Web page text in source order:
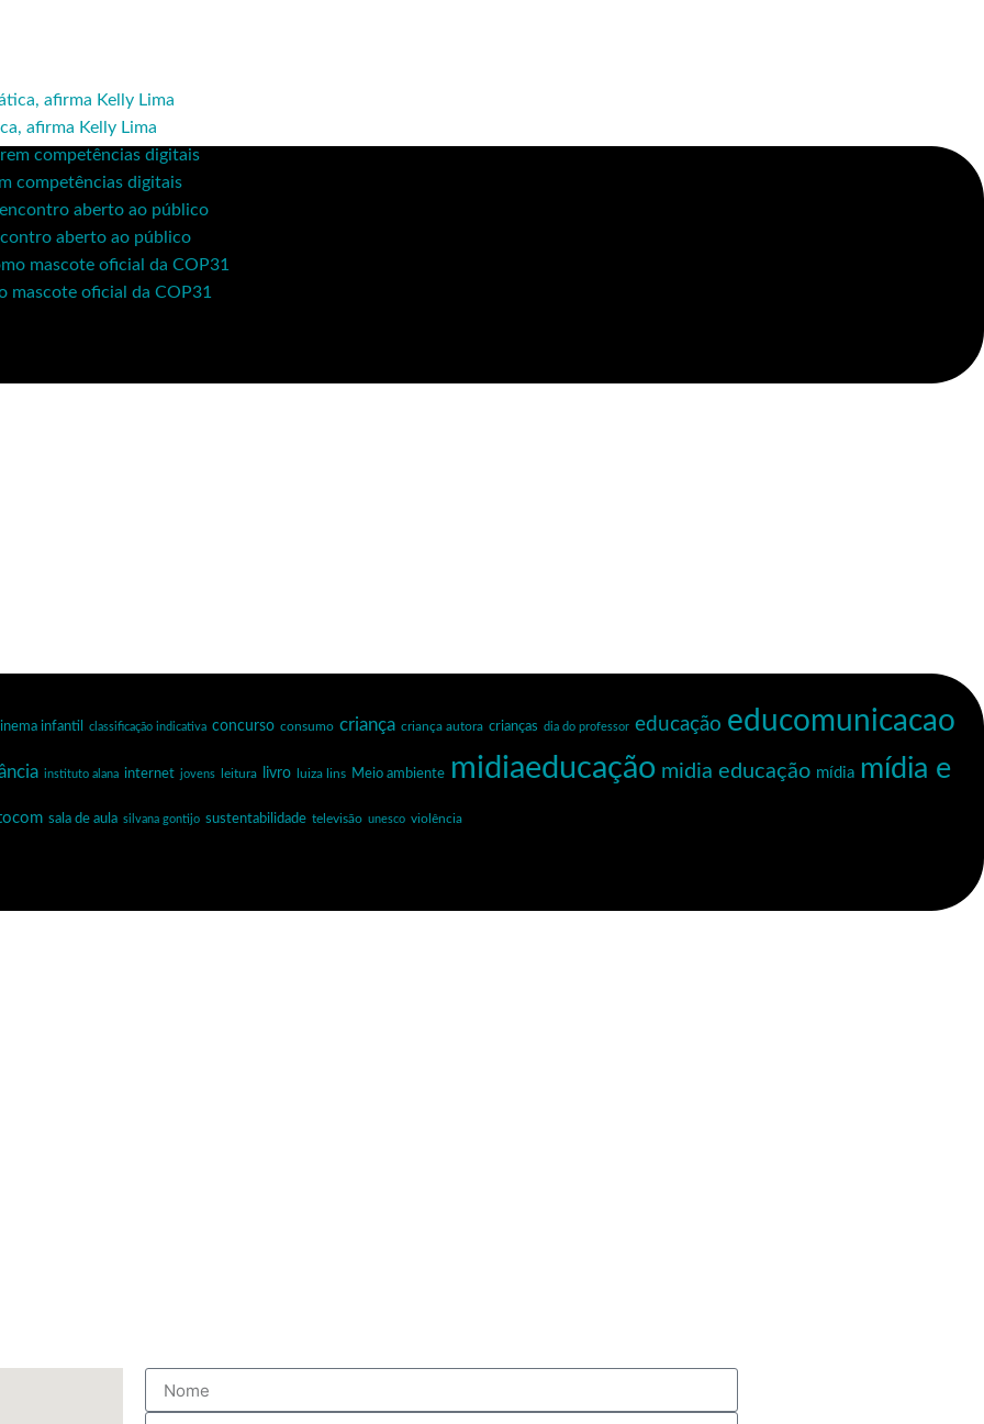
afirma Kelly Lima
competências digitais
aberto ao público
mascote oficial da COP31
infantil classificação indicativa concurso consumo criança criança autora crianças dia do professor educação educomunicacao
instituto alana internet jovens leitura livro luiza lins Meio ambiente midiaeducação midia educação mídia mídia e
sala de aula silvana gontijo sustentabilidade televisão unesco violência